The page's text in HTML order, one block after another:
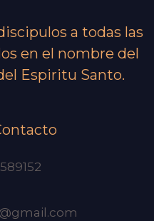
a todas las
en el nombre del
Espiritu Santo.